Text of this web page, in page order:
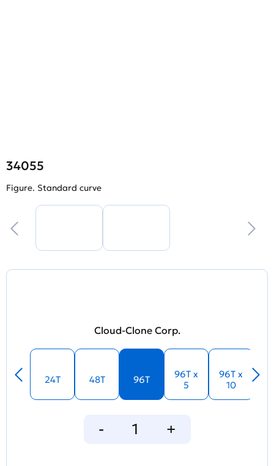
34055
Figure. Standard curve
Cloud-Clone Corp.
24T 48T 96T
96T x
5
96T x
10